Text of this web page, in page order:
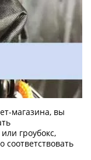
магазина, вы
гроубокс,
соответствовать